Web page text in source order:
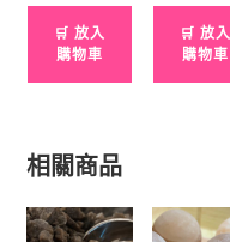
🛒 放入
購物車
🛒 放入
購物車
相關商品